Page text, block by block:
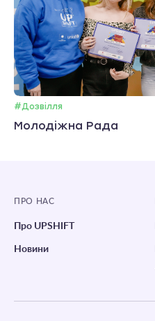
#Дозвілля
Молодіжна Рада
ПРО НАС
Про UPSHIFT
Новини